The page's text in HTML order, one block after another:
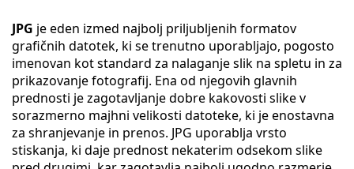
JPG je eden izmed najbolj priljubljenih formatov
grafičnih datotek, ki se trenutno uporabljajo, pogosto
imenovan kot standard za nalaganje slik na spletu in za
prikazovanje fotografij. Ena od njegovih glavnih
prednosti je zagotavljanje dobre kakovosti slike v
sorazmerno majhni velikosti datoteke, ki je enostavna
za shranjevanje in prenos. JPG uporablja vrsto
stiskanja, ki daje prednost nekaterim odsekom slike